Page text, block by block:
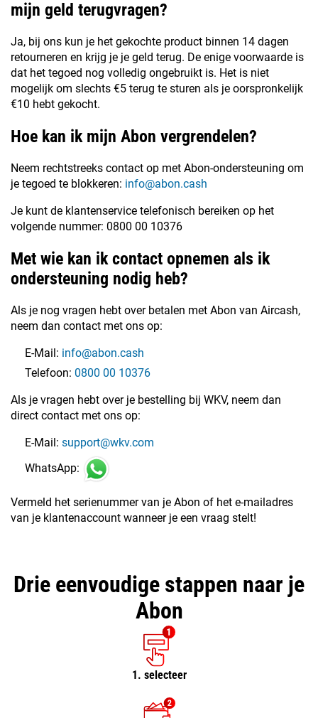
mijn geld terugvragen?
Ja, bij ons kun je het gekochte product binnen 14 dagen
retourneren en krijg je je geld terug. De enige voorwaarde is
dat het tegoed nog volledig ongebruikt is. Het is niet
mogelijk om slechts €5 terug te sturen als je oorspronkelijk
€10 hebt gekocht.
Hoe kan ik mijn Abon vergrendelen?
Neem rechtstreeks contact op met Abon-ondersteuning om
je tegoed te blokkeren: info@abon.cash
Je kunt de klantenservice telefonisch bereiken op het
volgende nummer: 0800 00 10376
Met wie kan ik contact opnemen als ik
ondersteuning nodig heb?
Als je nog vragen hebt over betalen met Abon van Aircash,
neem dan contact met ons op:
E-Mail: info@abon.cash
Telefoon: 0800 00 10376
Als je vragen hebt over je bestelling bij WKV, neem dan
direct contact met ons op:
E-Mail: support@wkv.com
WhatsApp:
Vermeld het serienummer van je Abon of het e-mailadres
van je klantenaccount wanneer je een vraag stelt!
Drie eenvoudige stappen naar je
Abon
1. selecteer